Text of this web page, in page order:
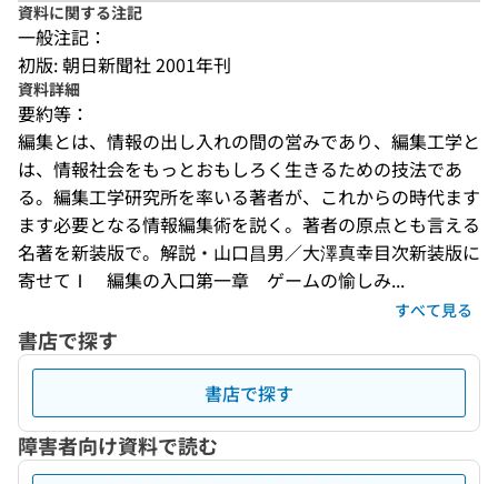
資料に関する注記
一般注記：
初版: 朝日新聞社 2001年刊
資料詳細
要約等：
編集とは、情報の出し入れの間の営みであり、編集工学と
は、情報社会をもっとおもしろく生きるための技法であ
る。編集工学研究所を率いる著者が、これからの時代ます
ます必要となる情報編集術を説く。著者の原点とも言える
名著を新装版で。解説・山口昌男／大澤真幸目次新装版に
寄せてⅠ　編集の入口第一章　ゲームの愉しみ...
すべて見る
書店で探す
書店で探す
障害者向け資料で読む